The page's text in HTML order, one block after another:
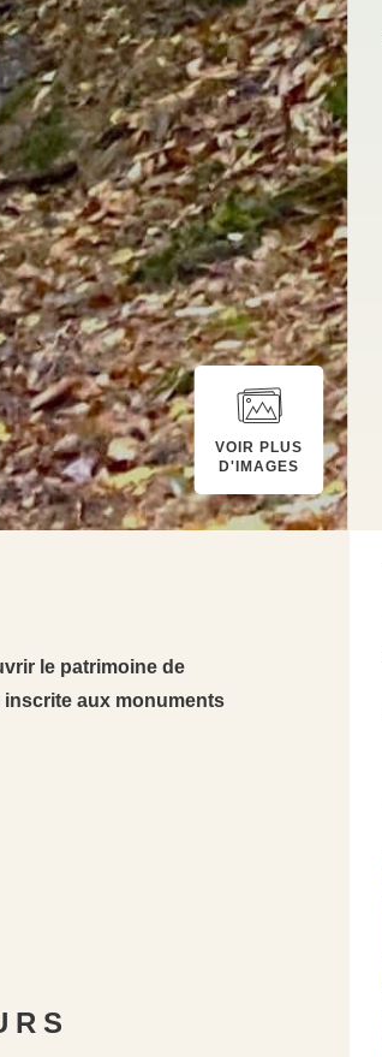
VOIR PLUS
D'IMAGES
le patrimoine de
aux monuments